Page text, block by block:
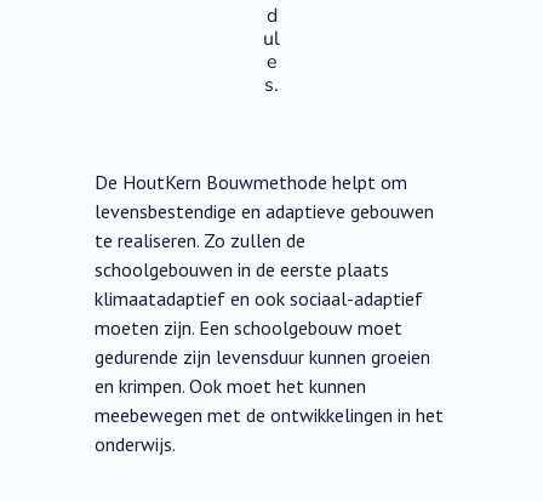
d
ul
e
s.
De HoutKern Bouwmethode helpt om
levensbestendige en adaptieve gebouwen
te realiseren. Zo zullen de
schoolgebouwen in de eerste plaats
klimaatadaptief en ook sociaal-adaptief
moeten zijn. Een schoolgebouw moet
gedurende zijn levensduur kunnen groeien
en krimpen. Ook moet het kunnen
meebewegen met de ontwikkelingen in het
onderwijs.